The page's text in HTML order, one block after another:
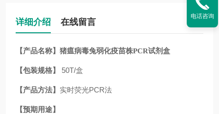
详细介绍 在线留言
【产品名称】 猪瘟病毒兔弱化疫苗株PCR试剂盒
【包装规格】 50T/盒
【产品方法】 实时荧光PCR法
【预期用途】
电话咨询